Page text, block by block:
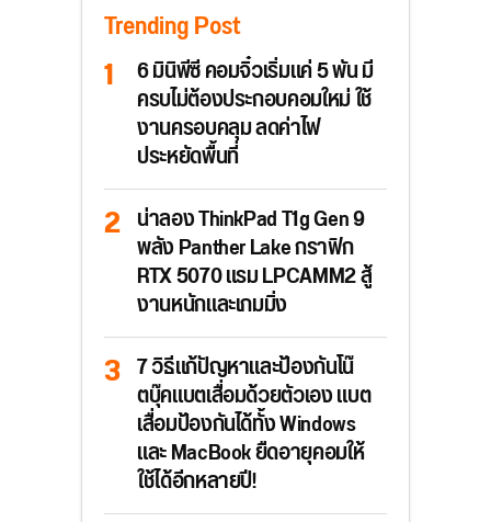
Trending Post
6 มินิพีซี คอมจิ๋วเริ่มแค่ 5 พัน มี
ครบไม่ต้องประกอบคอมใหม่ ใช้
งานครอบคลุม ลดค่าไฟ
ประหยัดพื้นที่
น่าลอง ThinkPad T1g Gen 9
พลัง Panther Lake กราฟิก
RTX 5070 แรม LPCAMM2 สู้
งานหนักและเกมมิ่ง
7 วิธีแก้ปัญหาและป้องกันโน๊
ตบุ๊คแบตเสื่อมด้วยตัวเอง แบต
เสื่อมป้องกันได้ทั้ง Windows
และ MacBook ยืดอายุคอมให้
ใช้ได้อีกหลายปี!